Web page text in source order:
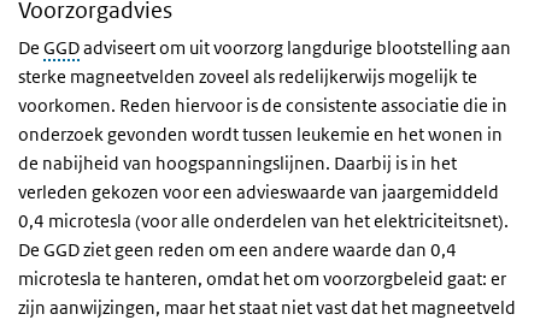
Voorzorgadvies
De GGDadviseert om uit voorzorg langdurige blootstelling aan
sterke magneetvelden zoveel als redelijkerwijs mogelijk te
voorkomen. Reden hiervoor is de consistente associatie die in
onderzoek gevonden wordt tussen leukemie en het wonen in
de nabijheid van hoogspanningslijnen. Daarbij is in het
verleden gekozen voor een advieswaarde van jaargemiddeld
0,4 microtesla (voor alle onderdelen van het elektriciteitsnet).
De GGD ziet geen reden om een andere waarde dan 0,4
microtesla te hanteren, omdat het om voorzorgbeleid gaat: er
zijn aanwijzingen, maar het staat niet vast dat het magneetveld